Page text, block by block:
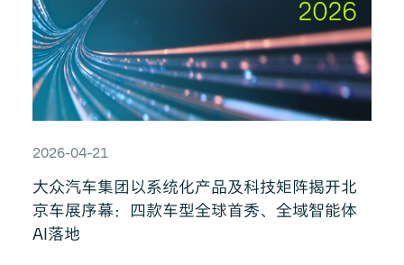
2026-04-21
大众汽车集团以系统化产品及科技矩阵揭开北
京车展序幕：四款车型全球首秀、全域智能体
AI落地